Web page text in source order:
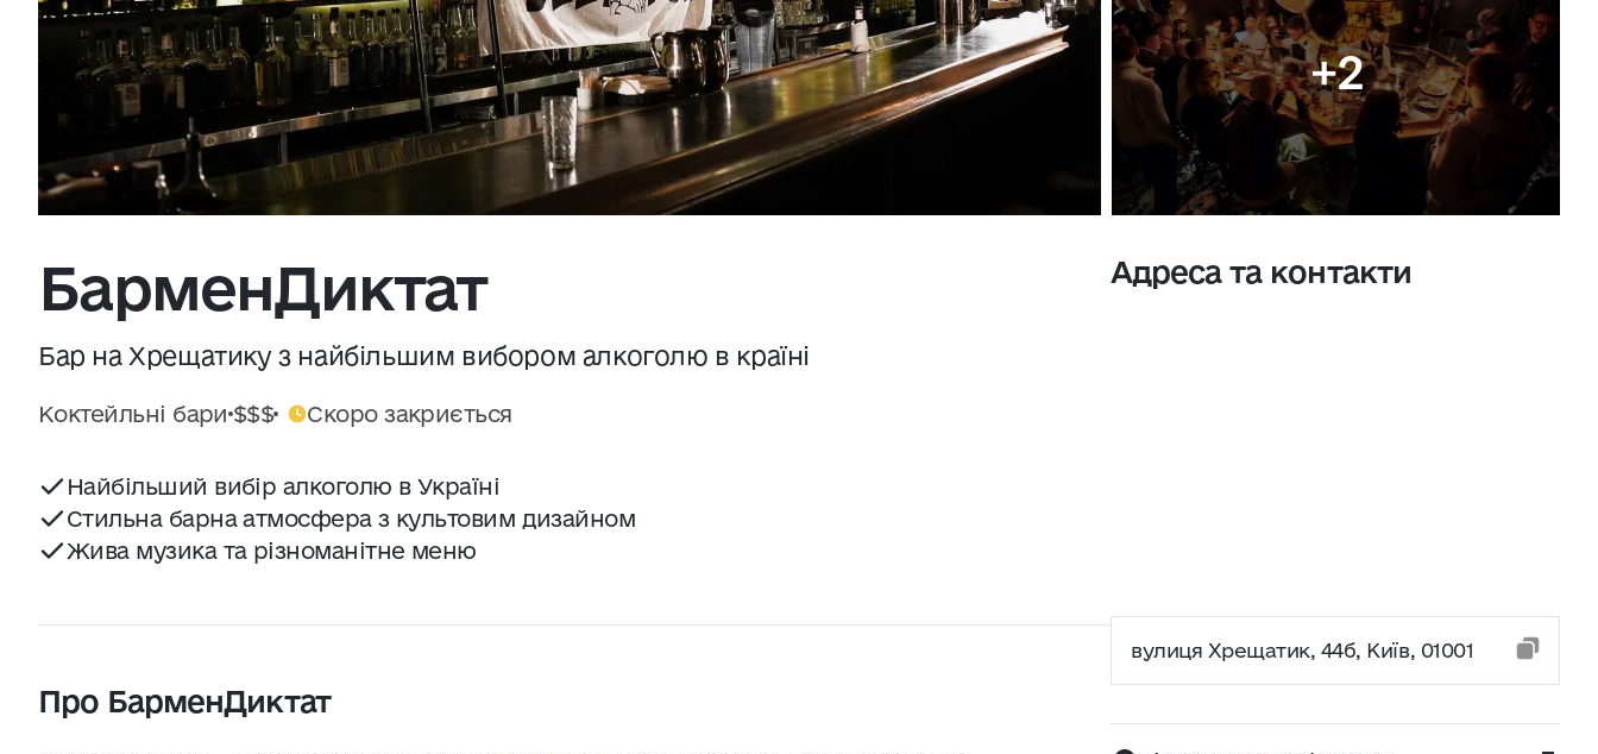
+2
БарменДиктат
Бар на Хрещатику з найбільшим вибором алкоголю в країні
Коктейльні бари $$$ Скоро закриється
Найбільший вибір алкоголю в Україні
Стильна барна атмосфера з культовим дизайном
Жива музика та різноманітне меню
Про БарменДиктат
Адреса та контакти
вулиця Хрещатик, 44б, Київ, 01001